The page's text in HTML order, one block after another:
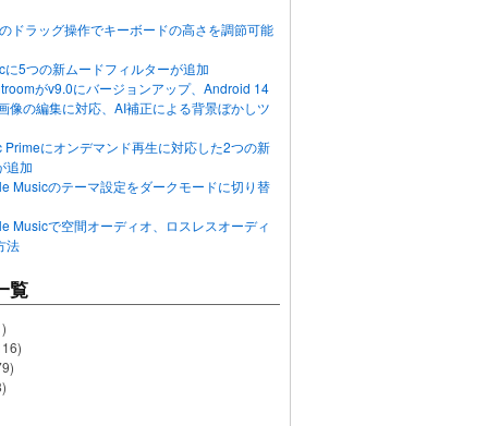
ドラッグ操作でキーボードの高さを調節可能
に5つの新ムードフィルターが追加
がv9.0にバージョンアップ、Android 14
像の編集に対応、AI補正による背景ぼかしツ
Primeにオンデマンド再生に対応した2つの新
追加
Musicのテーマ設定をダークモードに切り替
Musicで空間オーディオ、ロスレスオーディ
法
覧